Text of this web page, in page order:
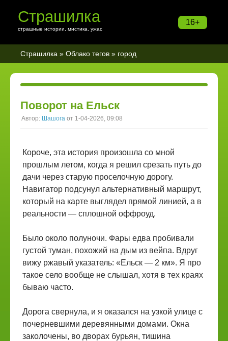
16+
Страшилка
страшные истории, мистика, ужас
Страшилка » Облако тегов » город
Поворот на Ельск
Автор: Шашога от 1-04-2026, 09:08
Короче, эта история произошла со мной
прошлым летом, когда я решил срезать путь до
дачи через старую проселочную дорогу.
Навигатор подсунул альтернативный маршрут,
который на карте выглядел прямой линией, а в
реальности — сплошной оффроуд.
Было около полуночи. Фары едва пробивали
густой туман, похожий на дым из вейпа. Вдруг
вижу ржавый указатель: «Ельск — 2 км». Я про
такое село вообще не слышал, хотя в тех краях
бываю часто.
Дорога свернула, и я оказался на узкой улице с
почерневшими деревянными домами. Окна
заколочены, во дворах бурьян, тишина